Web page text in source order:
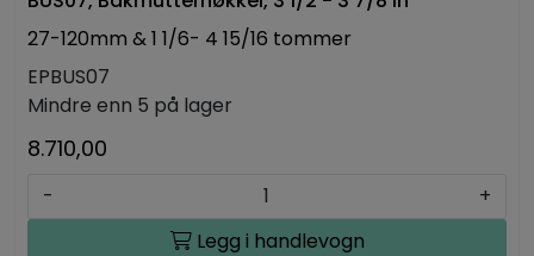
27-120mm & 1 1/6- 4 15/16 tommer
EPBUS07
Mindre enn 5 på lager
8.710,00
-
+
Legg i handlevogn